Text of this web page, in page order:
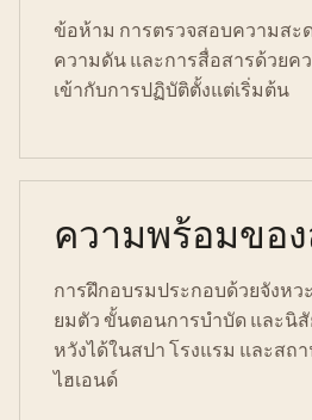
ข้อห้าม การตรวจสอบความสะ
ความดัน และการสื่อสารด้วยค
เข้ากับการปฏิบัติตั้งแต่เริ่มต้น
ความพร้อมขอ
การฝึกอบรมประกอบด้วยจังหว
ยมตัว ขั้นตอนการบำบัด และนิ
หวังได้ในสปา โรงแรม และสถ
ไฮเอนด์